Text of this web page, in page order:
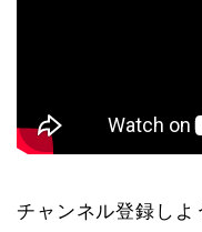
チャンネル登録し